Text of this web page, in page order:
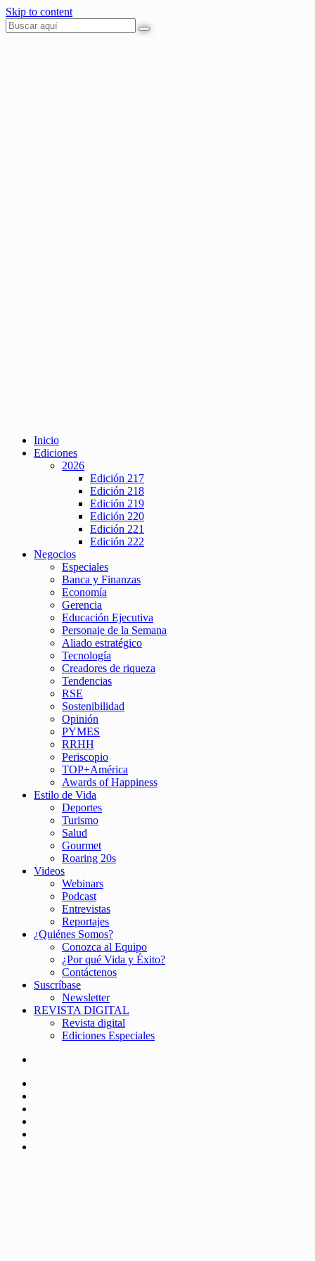
Skip to content
Inicio
Ediciones
2026
Edición 217
Edición 218
Edición 219
Edición 220
Edición 221
Edición 222
Negocios
Especiales
Banca y Finanzas
Economía
Gerencia
Educación Ejecutiva
Personaje de la Semana
Aliado estratégico
Tecnología
Creadores de riqueza
Tendencias
RSE
Sostenibilidad
Opinión
PYMES
RRHH
Periscopio
TOP+América
Awards of Happiness
Estilo de Vida
Deportes
Turismo
Salud
Gourmet
Roaring 20s
Videos
Webinars
Podcast
Entrevistas
Reportajes
¿Quiénes Somos?
Conozca al Equipo
¿Por qué Vida y Éxito?
Contáctenos
Suscríbase
Newsletter
REVISTA DIGITAL
Revista digital
Ediciones Especiales